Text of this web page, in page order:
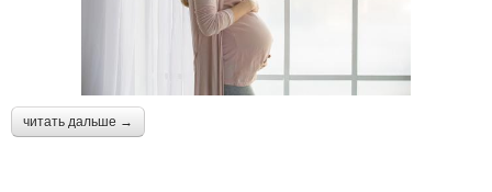
читать дальше →